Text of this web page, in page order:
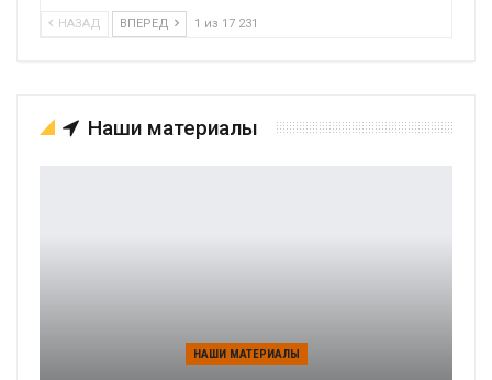
НАЗАД ВПЕРЕД 1 из 17 231
Наши материалы
НАШИ МАТЕРИАЛЫ